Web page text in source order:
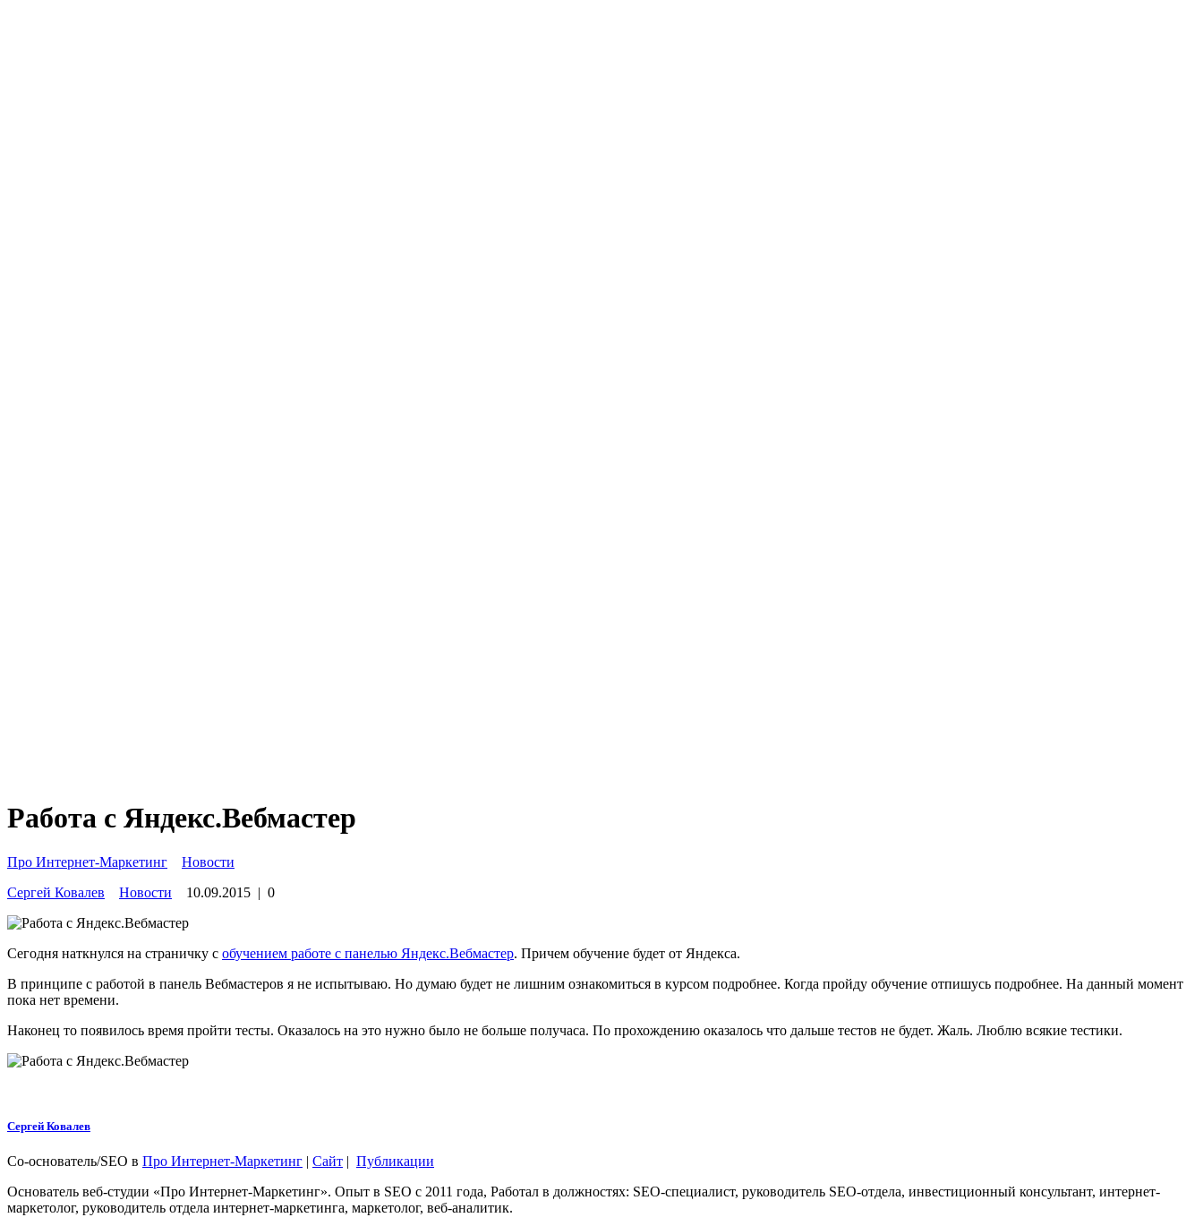
Работа с Яндекс.Вебмастер
Про Интернет-Маркетинг
Новости
Сергей Ковалев
Новости 10.09.2015 | 0
Сегодня наткнулся на страничку с обучением работе с панелью Яндекс.Вебмастер. Причем обучение будет от Яндекса.
В принципе с работой в панель Вебмастеров я не испытываю. Но думаю будет не лишним ознакомиться в курсом подробнее. Когда пройду обучение отпишусь подробнее. На данный момент
пока нет времени.
Наконец то появилось время пройти тесты. Оказалось на это нужно было не больше получаса. По прохождению оказалось что дальше тестов не будет. Жаль. Люблю всякие тестики.
Сергей Ковалев
Со-основатель/SEO в Про Интернет-Маркетинг | Сайт | Публикации
Основатель веб-студии «Про Интернет-Маркетинг». Опыт в SEO с 2011 года, Работал в должностях: SEO-специалист, руководитель SEO-отдела, инвестиционный консультант, интернет-
маркетолог, руководитель отдела интернет-маркетинга, маркетолог, веб-аналитик.